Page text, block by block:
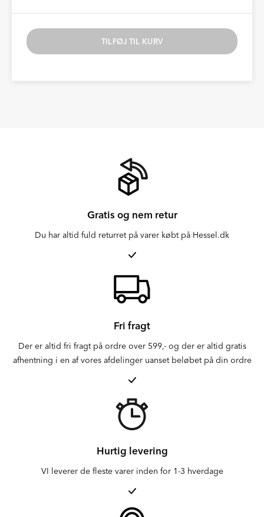
TILFØJ TIL KURV
Gratis og nem retur
Du har altid fuld returret på varer købt på Hessel.dk
Fri fragt
Der er altid fri fragt på ordre over 599,- og der er altid gratis
afhentning i en af vores afdelinger uanset beløbet på din ordre
Hurtig levering
VI leverer de fleste varer inden for 1-3 hverdage